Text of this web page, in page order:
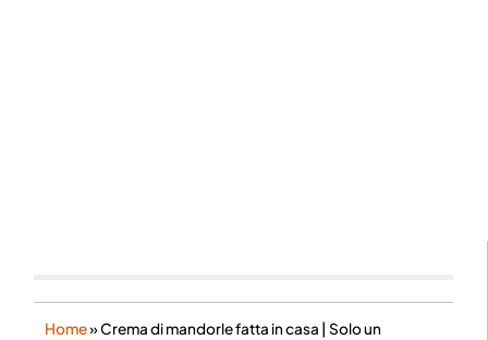
Home»Crema di mandorle fatta in casa | Solo un